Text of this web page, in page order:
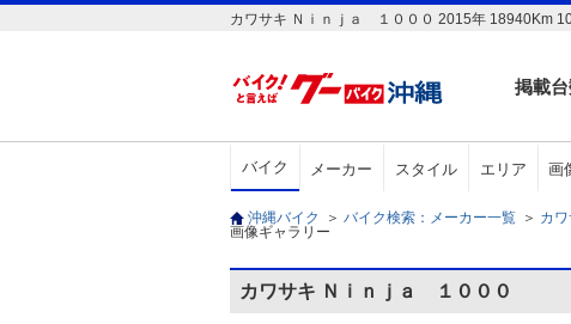
カワサキ Ｎｉｎｊａ １０００ 2015年 18940Km
掲載
バイク メーカー スタイル エリア 画
沖縄バイク ＞ バイク検索：メーカー一覧 ＞ カ
画像ギャラリー
カワサキ Ｎｉｎｊａ １０００